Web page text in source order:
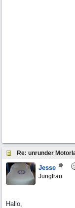
Jesse
Jungfrau
Hallo,